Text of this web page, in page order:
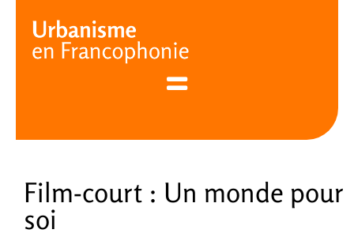
Film-court : Un monde pour
soi